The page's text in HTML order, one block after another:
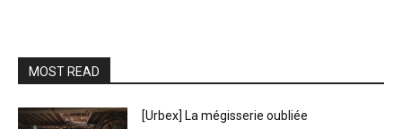
MOST READ
[Urbex] La mégisserie oubliée